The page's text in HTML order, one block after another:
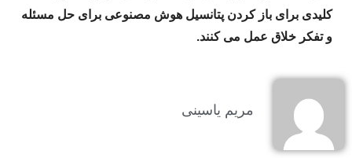
کلیدی برای باز کردن پتانسیل هوش مصنوعی برای حل مسئله
و تفکر خلاق عمل می کنند.
مریم یاسینی